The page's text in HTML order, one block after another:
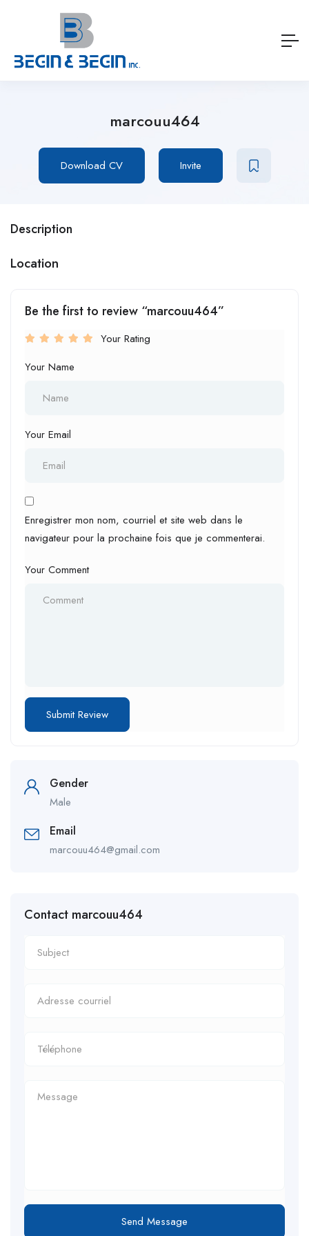
marcouu464
Download CV Invite
Location
Be the first to review “marcouu464”
Your Rating
Your Name
Your Email
Enregistrer mon nom, courriel et site web dans le
navigateur pour la prochaine fois que je commenterai.
Your Comment
Gender
Male
Email
marcouu464@gmail.com
Contact marcouu464
Send Message